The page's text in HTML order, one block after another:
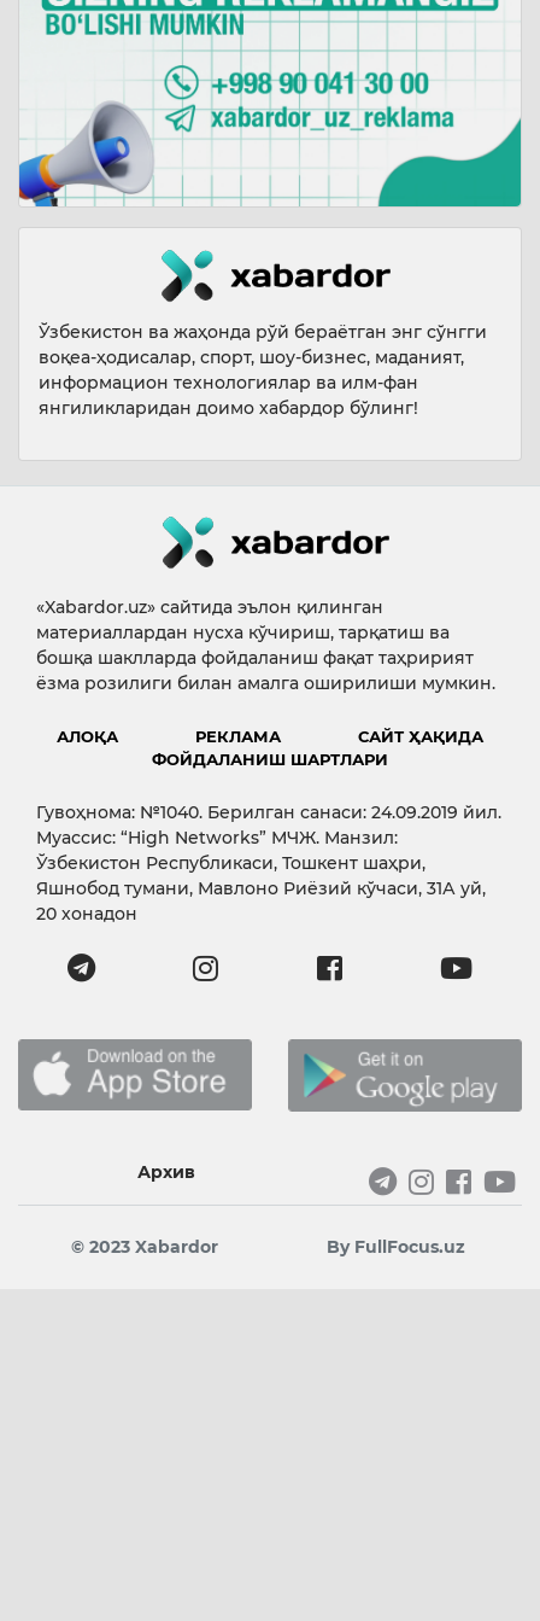
Ўзбекистон ва жаҳонда рўй бераётган энг сўнгги
воқеа-ҳодисалар, спорт, шоу-бизнес, маданият,
информацион технологиялар ва илм-фан
янгиликларидан доимо хабардор бўлинг!
«Xabardor.uz» сайтида эълон қилинган
материаллардан нусха кўчириш, тарқатиш ва
бошқа шаклларда фойдаланиш фақат таҳририят
ёзма розилиги билан амалга оширилиши мумкин.
АЛОҚА РЕКЛАМА
САЙТ ҲАҚИДА
ФОЙДАЛАНИШ ШАРТЛАРИ
Гувоҳнома: №1040. Берилган санаси: 24.09.2019 йил.
Муассис: “High Networks” МЧЖ. Манзил:
Ўзбекистон Республикаси, Тошкент шаҳри,
Яшнобод тумани, Мавлоно Риёзий кўчаси, 31А уй,
20 хонадон
Архив
© 2023 Xabardor By FullFocus.uz